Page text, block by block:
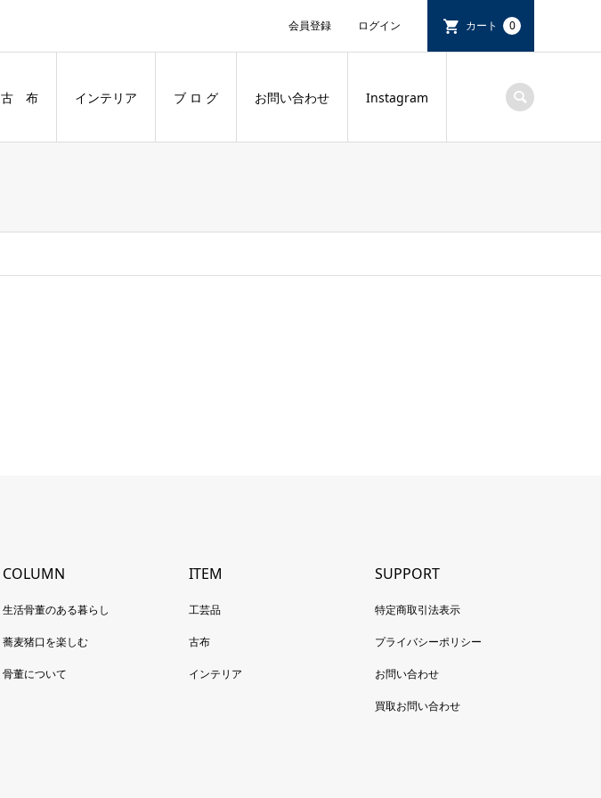
会員登録 ログイン カート 0
古 布 インテリア ブ ロ グ お問い合わせ Instagram
COLUMN
生活骨董のある暮らし
蕎麦猪口を楽しむ
骨董について
ITEM
工芸品
古布
インテリア
SUPPORT
特定商取引法表示
プライバシーポリシー
お問い合わせ
買取お問い合わせ